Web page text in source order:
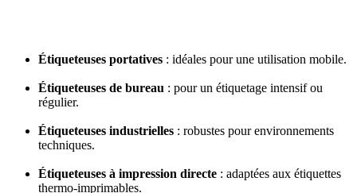
Étiqueteuses portatives : idéales pour une utilisation mobile.
Étiqueteuses de bureau : pour un étiquetage intensif ou
régulier.
Étiqueteuses industrielles : robustes pour environnements
techniques.
Étiqueteuses à impression directe : adaptées aux étiquettes
thermo-imprimables.